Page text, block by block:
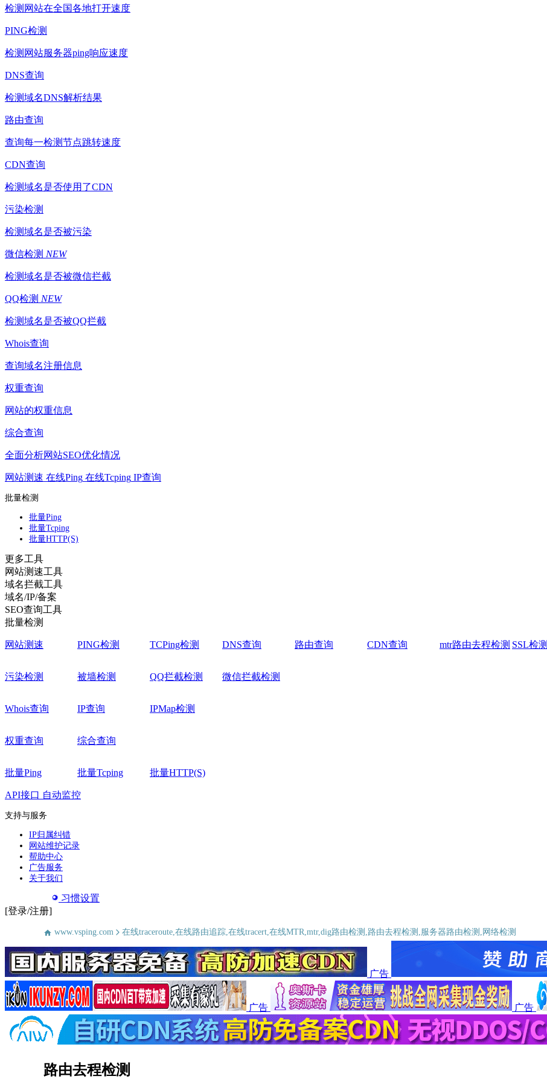
检测网站在全国各地打开速度
PING检测
检测网站服务器ping响应速度
DNS查询
检测域名DNS解析结果
路由查询
查询每一检测节点跳转速度
CDN查询
检测域名是否使用了CDN
污染检测
检测域名是否被污染
微信检测 NEW
检测域名是否被微信拦截
QQ检测 NEW
检测域名是否被QQ拦截
Whois查询
查询域名注册信息
权重查询
网站的权重信息
综合查询
全面分析网站SEO优化情况
网站测速 在线Ping 在线Tcping IP查询
批量检测
批量Ping
批量Tcping
批量HTTP(S)
更多工具
网站测速工具
域名拦截工具
域名/IP/备案
SEO查询工具
批量检测
网站测速 PING检测 TCPing检测 DNS查询 路由查询 CDN查询 mtr路由去程检测 SSL检测
污染检测 被墙检测 QQ拦截检测 微信拦截检测
Whois查询 IP查询 IPMap检测
权重查询 综合查询
批量Ping 批量Tcping 批量HTTP(S)
API接口 自动监控
支持与服务
IP归属纠错
网站维护记录
帮助中心
广告服务
关于我们
习惯设置
[登录/注册]
www.vsping.com 在线traceroute,在线路由追踪,在线tracert,在线MTR,mtr,dig路由检测,路由去程检测,服务器路由检测,网络检测
广告
广告 广告
路由去程检测